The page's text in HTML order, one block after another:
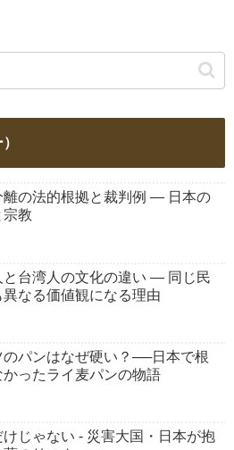
離の法的根拠と裁判例 ― 日本の
宗教
と台湾人の文化の違い ― 同じ民
異なる価値観になる理由
のパンはなぜ硬い？──日本で根
かったライ麦パンの物語
けじゃない - 災害大国・日本が抱